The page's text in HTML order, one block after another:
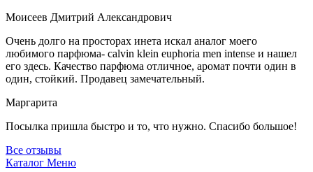
Моисеев Дмитрий Александрович
Очень долго на просторах инета искал аналог моего
любимого парфюма- calvin klein euphoria men intense и нашел
его здесь. Качество парфюма отличное, аромат почти один в
один, стойкий. Продавец замечательный.
Маргарита
Посылка пришла быстро и то, что нужно. Спасибо большое!
Все отзывы
Каталог Меню